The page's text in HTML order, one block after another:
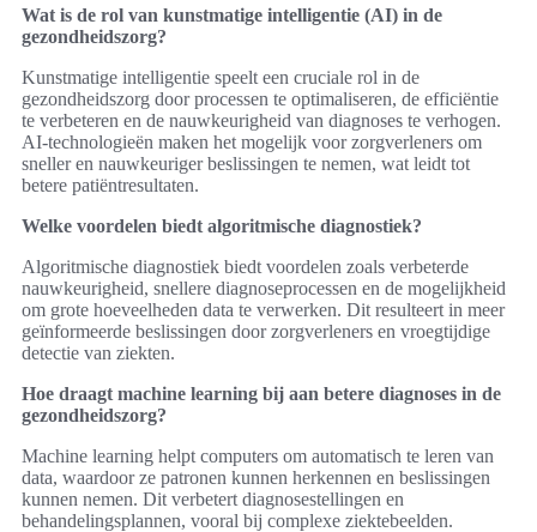
Wat is de rol van kunstmatige intelligentie (AI) in de
gezondheidszorg?
Kunstmatige intelligentie speelt een cruciale rol in de
gezondheidszorg door processen te optimaliseren, de efficiëntie
te verbeteren en de nauwkeurigheid van diagnoses te verhogen.
AI-technologieën maken het mogelijk voor zorgverleners om
sneller en nauwkeuriger beslissingen te nemen, wat leidt tot
betere patiëntresultaten.
Welke voordelen biedt algoritmische diagnostiek?
Algoritmische diagnostiek biedt voordelen zoals verbeterde
nauwkeurigheid, snellere diagnoseprocessen en de mogelijkheid
om grote hoeveelheden data te verwerken. Dit resulteert in meer
geïnformeerde beslissingen door zorgverleners en vroegtijdige
detectie van ziekten.
Hoe draagt machine learning bij aan betere diagnoses in de
gezondheidszorg?
Machine learning helpt computers om automatisch te leren van
data, waardoor ze patronen kunnen herkennen en beslissingen
kunnen nemen. Dit verbetert diagnosestellingen en
behandelingsplannen, vooral bij complexe ziektebeelden.